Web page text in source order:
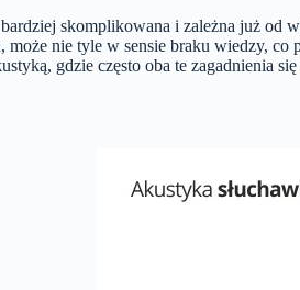
skomplikowana i zależna już od
może nie tyle w sensie braku wiedzy,
gdzie często oba te zagadnienia